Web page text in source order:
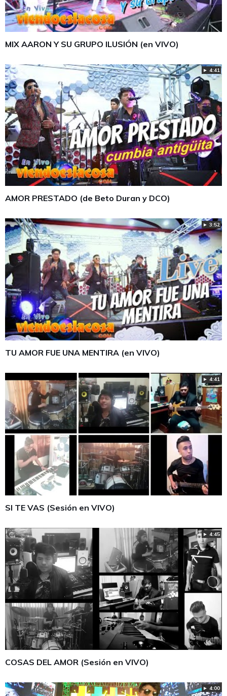
MIX AARON Y SU GRUPO ILUSIÓN (en VIVO)
► 4:41
AMOR PRESTADO (de Beto Duran y DCO)
► 3:52
TU AMOR FUE UNA MENTIRA (en VIVO)
► 4:41
SI TE VAS (Sesión en VIVO)
► 4:45
COSAS DEL AMOR (Sesión en VIVO)
► 4:00